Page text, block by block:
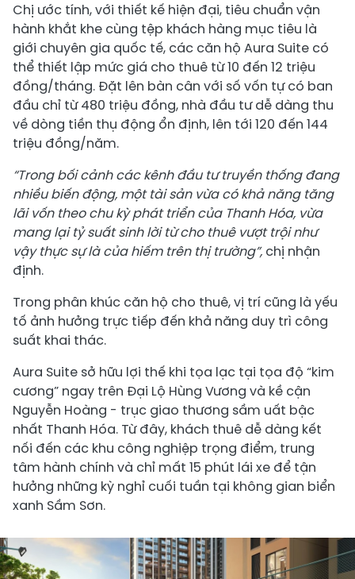
Chị ước tính, với thiết kế hiện đại, tiêu chuẩn vận
hành khắt khe cùng tệp khách hàng mục tiêu là
giới chuyên gia quốc tế, các căn hộ Aura Suite có
thể thiết lập mức giá cho thuê từ 10 đến 12 triệu
đồng/tháng. Đặt lên bàn cân với số vốn tự có ban
đầu chỉ từ 480 triệu đồng, nhà đầu tư dễ dàng thu
về dòng tiền thụ động ổn định, lên tới 120 đến 144
triệu đồng/năm.
“Trong bối cảnh các kênh đầu tư truyền thống đang
nhiều biến động, một tài sản vừa có khả năng tăng
lãi vốn theo chu kỳ phát triển của Thanh Hóa, vừa
mang lại tỷ suất sinh lời từ cho thuê vượt trội như
vậy thực sự là của hiếm trên thị trường”, chị nhận
định.
Trong phân khúc căn hộ cho thuê, vị trí cũng là yếu
tố ảnh hưởng trực tiếp đến khả năng duy trì công
suất khai thác.
Aura Suite sở hữu lợi thế khi tọa lạc tại tọa độ “kim
cương” ngay trên Đại Lộ Hùng Vương và kề cận
Nguyễn Hoàng - trục giao thương sầm uất bậc
nhất Thanh Hóa. Từ đây, khách thuê dễ dàng kết
nối đến các khu công nghiệp trọng điểm, trung
tâm hành chính và chỉ mất 15 phút lái xe để tận
hưởng những kỳ nghỉ cuối tuần tại không gian biển
xanh Sầm Sơn.